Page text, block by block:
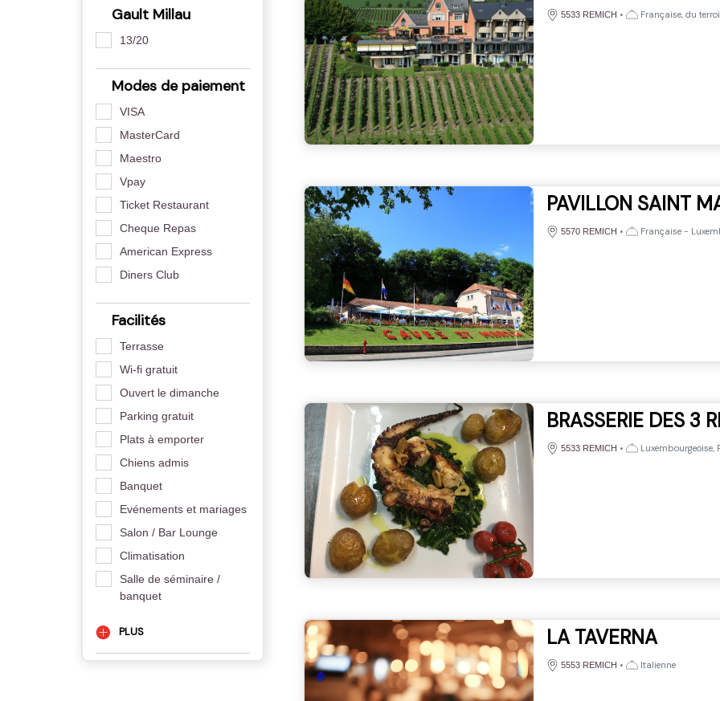
Gault Millau
13/20
Modes de paiement
VISA
MasterCard
Maestro
Vpay
Ticket Restaurant
Cheque Repas
American Express
Diners Club
Facilités
Terrasse
Wi-fi gratuit
Ouvert le dimanche
Parking gratuit
Plats à emporter
Chiens admis
Banquet
Evénements et mariages
Salon / Bar Lounge
Climatisation
Salle de séminaire /
banquet
PLUS
5533 REMICH • Française, du
PAVILLON SAINT
5570 REMICH • Française -
BRASSERIE DES 3
5533 REMICH • Luxembourgeoise,
LA TAVERNA
5553 REMICH • Italienne